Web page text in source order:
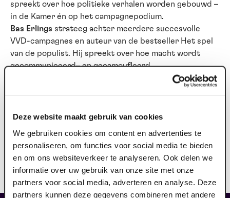
Deze website maakt gebruik van cookies
We gebruiken cookies om content en advertenties te
personaliseren, om functies voor social media te bieden
en om ons websiteverkeer te analyseren. Ook delen we
informatie over uw gebruik van onze site met onze
partners voor social media, adverteren en analyse. Deze
partners kunnen deze gegevens combineren met andere
spreekt over hoe politieke verhalen worden gebouwd –
in de Kamer én op het campagnepodium.
Bas Erlings strateeg achter meerdere succesvolle
VVD-campagnes en auteur van de bestseller Het spel
van de populist. Hij spreekt over hoe macht wordt
gecommuniceerd– en gecamoufleerd.
politiek analist, spreker, schrijver en
jarenlang adviseur van vicepremier Lodewijk Asscher.
besluitvorming er van binnenuit uitziet.
ervaring in de oppositie én de wandelgangen. Hij laat
zien wat je vanuit de andere kant van de tafel ziet.Een
unieke theateravond over macht, strategie en de
werkelijkheid achter het publieke verhaal.